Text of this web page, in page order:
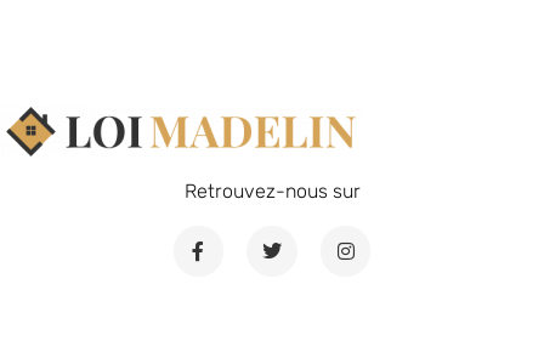
Retrouvez-nous sur